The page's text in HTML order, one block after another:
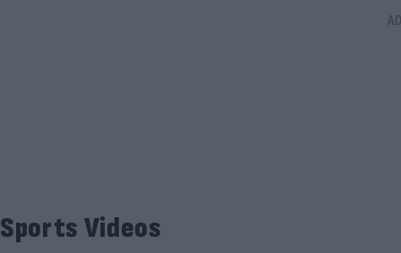
Sports Videos